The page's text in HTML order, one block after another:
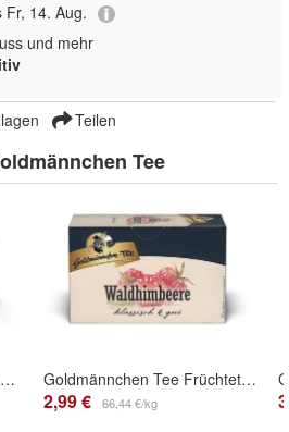
Fr, 14. Aug.
und mehr
Teilen
Tee
Goldmännchen Tee Jumbo Früchtetee Vitamin C Goldmännchen Tee Früchtetee Waldhimbeere
2,99 € 66,44 €/kg